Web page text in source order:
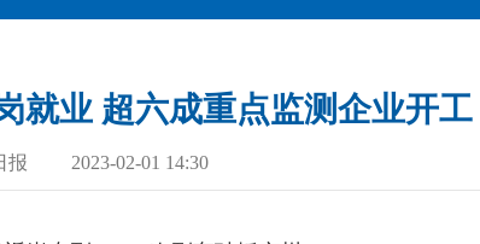
就业 超六成重点监测企业开工
报 2023-02-01 14:30